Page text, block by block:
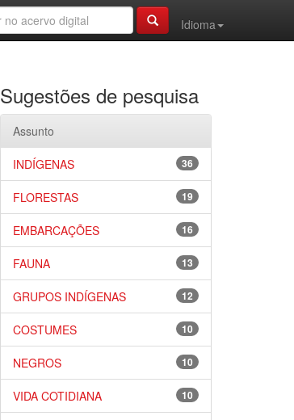
Idioma
Sugestões de pesquisa
Assunto
36
INDÍGENAS
19
FLORESTAS
16
EMBARCAÇÕES
13
FAUNA
12
GRUPOS INDÍGENAS
10
COSTUMES
10
NEGROS
10
VIDA COTIDIANA